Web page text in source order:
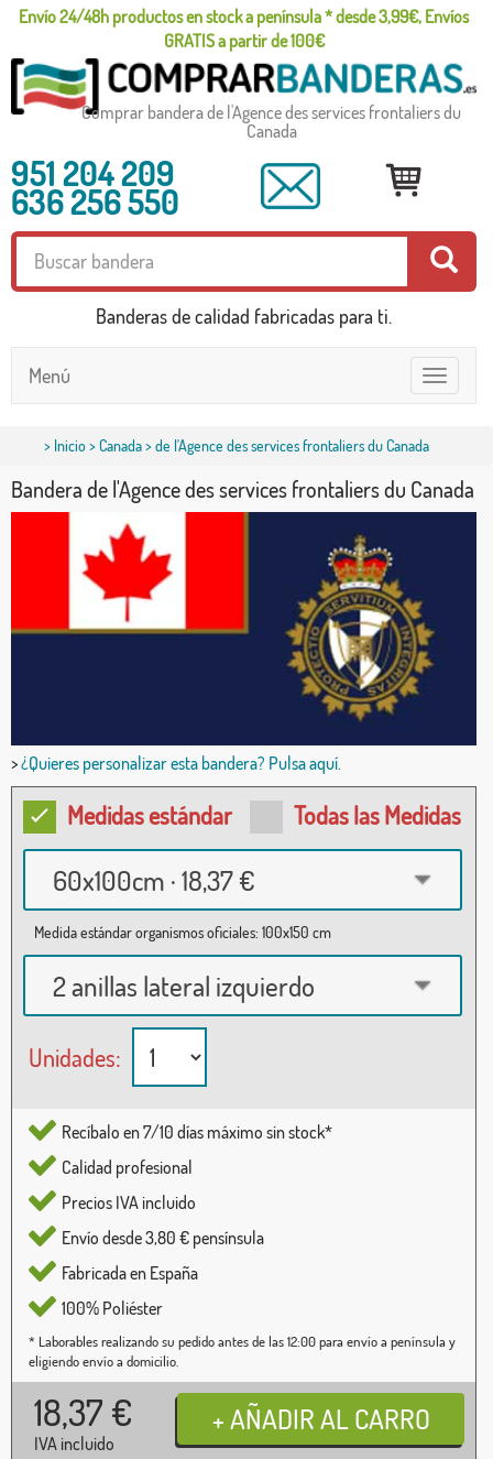
Envío 24/48h productos en stock a península * desde 3,99€, Envíos
GRATIS a partir de 100€
Comprar bandera de l'Agence des services frontaliers du
Canada
951 204 209
636 256 550
Banderas de calidad fabricadas para ti.
Toggle
navigation
Menú
> Inicio>Canada> de l'Agence des services frontaliers du Canada
Bandera de l'Agence des services frontaliers du Canada
>¿Quieres personalizar esta bandera? Pulsa aquí.
Medidas estándar Todas las Medidas
60x100cm · 18,37 €
Medida estándar organismos oficiales: 100x150 cm
2 anillas lateral izquierdo
Unidades:
Recíbalo en 7/10 días máximo sin stock*
Calidad profesional
Precios IVA incluido
Envío desde 3,80 € pensínsula
Fabricada en España
100% Poliéster
* Laborables realizando su pedido antes de las 12:00 para envío a península y
eligiendo envío a domicilio.
18,37 €
IVA incluido